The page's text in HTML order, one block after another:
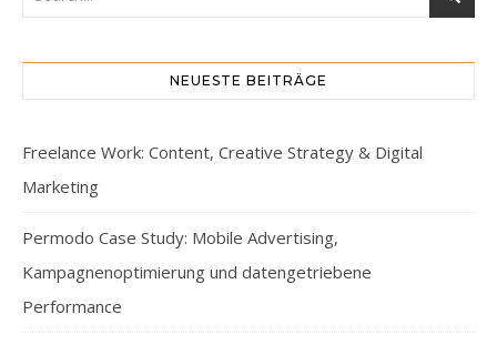
NEUESTE BEITRÄGE
Freelance Work: Content, Creative Strategy & Digital
Marketing
Permodo Case Study: Mobile Advertising,
Kampagnenoptimierung und datengetriebene
Performance